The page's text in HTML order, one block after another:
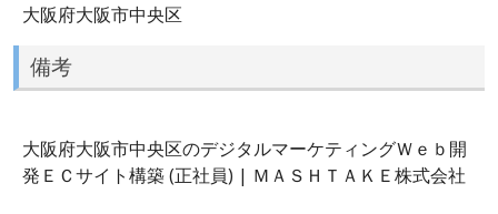
大阪府大阪市中央区
備考
大阪府大阪市中央区のデジタルマーケティングＷｅｂ開
発ＥＣサイト構築 (正社員) | ＭＡＳＨＴＡＫＥ株式会社